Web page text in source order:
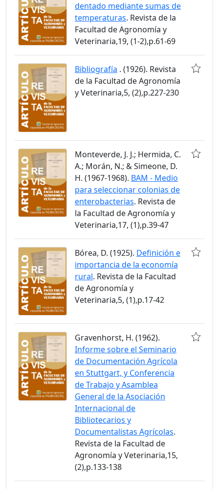
dentado mediante sumas de
temperaturas. Revista de la
Facultad de Agronomía y
Veterinaria,19, (1-2),p.61-69
Bibliografía . (1926). Revista
de la Facultad de Agronomía
y Veterinaria,5, (2),p.227-230
Monteverde, J. J.; Hermida, C.
A.; Morán, N.; & Simeone, D.
H. (1967-1968). BAM - Medio
para seleccionar colonias de
enterobacterias. Revista de
la Facultad de Agronomía y
Veterinaria,17, (1),p.39-47
Bórea, D. (1925). Definición e
importancia de la economía
rural. Revista de la Facultad
de Agronomía y
Veterinaria,5, (1),p.17-42
Gravenhorst, H. (1962).
Informe sobre el Seminario
de Documentación Agrícola
en Stuttgart, y Conferencia
de Trabajo y Asamblea
General de la Asociación
Internacional de
Bibliotecarios y
Documentalistas Agrícolas.
Revista de la Facultad de
Agronomía y Veterinaria,15,
(2),p.133-138